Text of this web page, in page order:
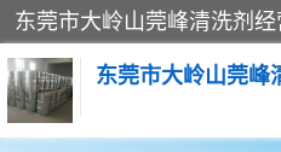
东莞市大岭山莞峰